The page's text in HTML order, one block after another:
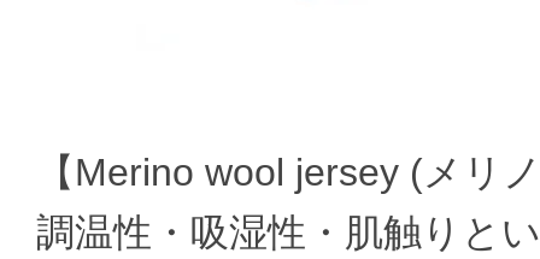
【Merino wool jersey (メリ
調温性・吸湿性・肌触りと